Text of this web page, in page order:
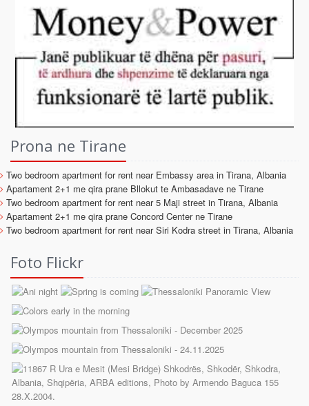
Prona ne Tirane
Two bedroom apartment for rent near Embassy area in Tirana, Albania
Apartament 2+1 me qira prane Bllokut te Ambasadave ne Tirane
Two bedroom apartment for rent near 5 Maji street in Tirana, Albania
Apartament 2+1 me qira prane Concord Center ne Tirane
Two bedroom apartment for rent near Siri Kodra street in Tirana, Albania
Foto Flickr